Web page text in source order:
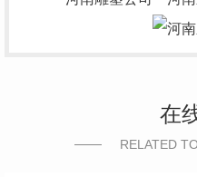
在
RELATED